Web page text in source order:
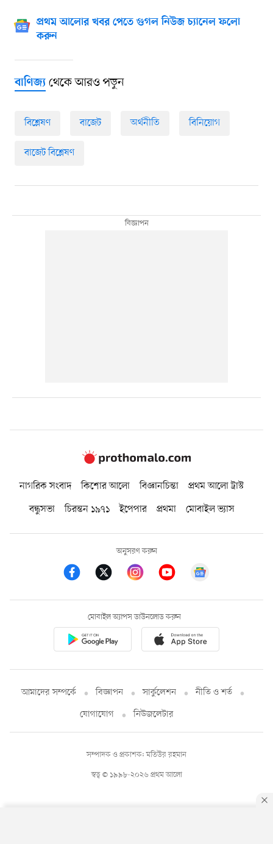
প্রথম আলোর খবর পেতে গুগল নিউজ চ্যানেল ফলো
করুন
বাণিজ্যথেকে আরও পড়ুন
বিশ্লেষণ বাজেট অর্থনীতি বিনিয়োগ
বাজেট বিশ্লেষণ
নাগরিক সংবাদ কিশোর আলো বিজ্ঞানচিন্তা
প্রথম আলো ট্রাস্ট
বন্ধুসভা
চিরন্তন ১৯৭১ ইপেপার প্রথমা মোবাইল ভ্যাস
অনুসরণ করুন
মোবাইল অ্যাপস ডাউনলোড করুন
আমাদের সম্পর্কে বিজ্ঞাপন সার্কুলেশন
নীতি ও শর্ত
যোগাযোগ
নিউজলেটার
স্বত্ব © ১৯৯৮-২০২৬ প্রথম আলো
সম্পাদক ও প্রকাশক: মতিউর রহমান